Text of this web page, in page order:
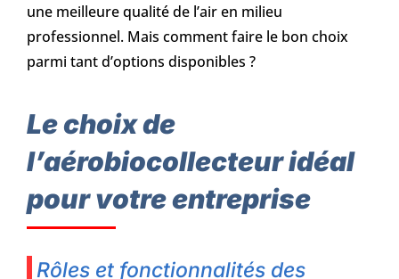
une meilleure qualité de l’air en milieu
professionnel. Mais comment faire le bon choix
parmi tant d’options disponibles ?
Le choix de
l’aérobiocollecteur idéal
pour votre entreprise
Rôles et fonctionnalités des